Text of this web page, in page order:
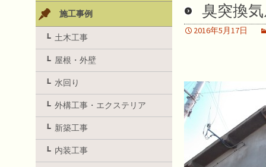
臭突換
2016年5月17日
施工事例
土木工事
屋根・外壁
水回り
外構工事・エクステリア
新築工事
内装工事